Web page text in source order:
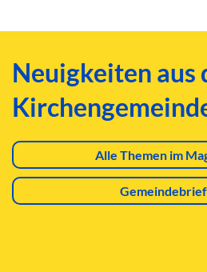
Neuigkeiten aus
Alle Themen im
Gemeindebrief